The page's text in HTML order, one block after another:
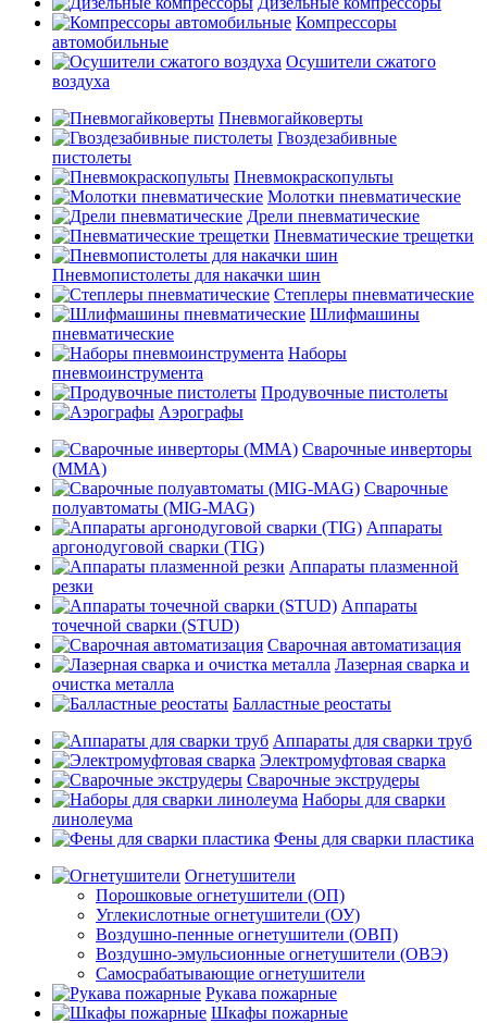
Компрессоры
автомобильные
Осушители сжатого
воздуха
Пневмогайковерты
Гвоздезабивные
пистолеты
Пневмокраскопульты
Молотки пневматические
Дрели пневматические
Пневматические трещетки
Пневмопистолеты для накачки шин
Степлеры пневматические
Шлифмашины
пневматические
Наборы
пневмоинструмента
Продувочные пистолеты
Аэрографы
Сварочные инверторы
(MMA)
Сварочные
полуавтоматы (MIG-MAG)
Аппараты
аргонодуговой сварки (TIG)
Аппараты плазменной
резки
Аппараты
точечной сварки (STUD)
Сварочная автоматизация
Лазерная сварка и
очистка металла
Балластные реостаты
Аппараты для сварки труб
Электромуфтовая сварка
Сварочные экструдеры
Наборы для сварки
линолеума
Фены для сварки пластика
Огнетушители
Порошковые огнетушители (ОП)
Углекислотные огнетушители (ОУ)
Воздушно-пенные огнетушители (ОВП)
Воздушно-эмульсионные огнетушители (ОВЭ)
Самосрабатывающие огнетушители
Рукава пожарные
Шкафы пожарные